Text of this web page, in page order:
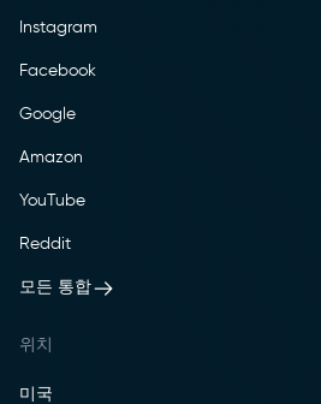
Instagram
Facebook
Google
Amazon
YouTube
Reddit
모든 통합
위치
미국